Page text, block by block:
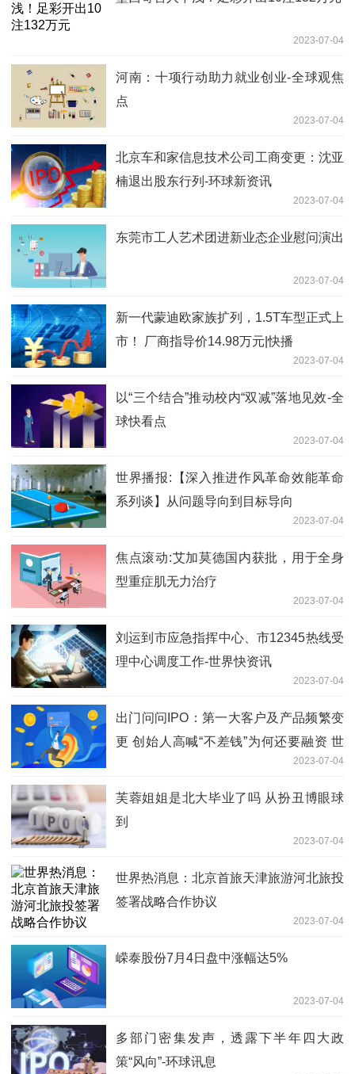
2023-07-04
河南：十项行动助力就业创业-全球观焦
点
2023-07-04
北京车和家信息技术公司工商变更：沈亚
楠退出股东行列-环球新资讯
2023-07-04
东莞市工人艺术团进新业态企业慰问演出
2023-07-04
新一代蒙迪欧家族扩列，1.5T车型正式上
市！ 厂商指导价14.98万元|快播
2023-07-04
以“三个结合”推动校内“双减”落地见效-全
球快看点
2023-07-04
世界播报:【深入推进作风革命效能革命
系列谈】从问题导向到目标导向
2023-07-04
焦点滚动:艾加莫德国内获批，用于全身
型重症肌无力治疗
2023-07-04
刘运到市应急指挥中心、市12345热线受
理中心调度工作-世界快资讯
2023-07-04
出门问问IPO：第一大客户及产品频繁变
更 创始人高喊“不差钱”为何还要融资 世
2023-07-04
芙蓉姐姐是北大毕业了吗 从扮丑博眼球
到
2023-07-04
世界热消息：北京首旅天津旅游河北旅投
签署战略合作协议
2023-07-04
嵘泰股份7月4日盘中涨幅达5%
2023-07-04
多部门密集发声，透露下半年四大政
策“风向”-环球讯息